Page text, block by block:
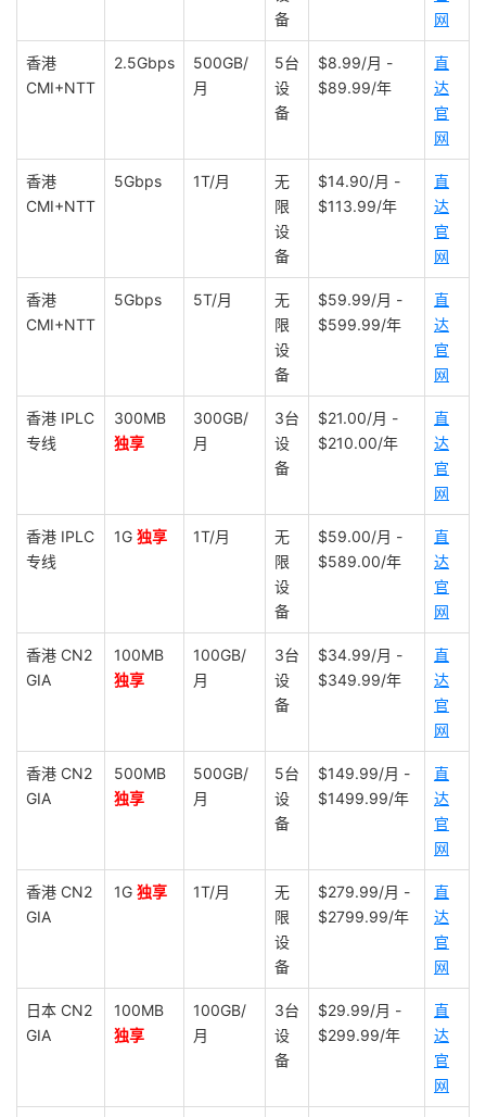
备
网
香港
CMI+NTT
2.5Gbps
500GB/
月
5台
设
备
$8.99/月 -
$89.99/年
直
达
官
网
香港
CMI+NTT
5Gbps 1T/月
无
限
设
备
$14.90/月 -
$113.99/年
直
达
官
网
香港
CMI+NTT
5Gbps 5T/月
无
限
设
备
$59.99/月 -
$599.99/年
直
达
官
网
香港 IPLC
专线
300MB
独享
300GB/
月
3台
设
备
$21.00/月 -
$210.00/年
直
达
官
网
香港 IPLC
专线
1G 独享 1T/月
无
限
设
备
$59.00/月 -
$589.00/年
直
达
官
网
香港 CN2
GIA
100MB
独享
100GB/
月
3台
设
备
$34.99/月 -
$349.99/年
直
达
官
网
香港 CN2
GIA
500MB
独享
500GB/
月
5台
设
备
$149.99/月 -
$1499.99/年
直
达
官
网
香港 CN2
GIA
1G 独享 1T/月
无
限
设
备
$279.99/月 -
$2799.99/年
直
达
官
网
日本 CN2
GIA
100MB
独享
100GB/
月
3台
设
备
$29.99/月 -
$299.99/年
直
达
官
网